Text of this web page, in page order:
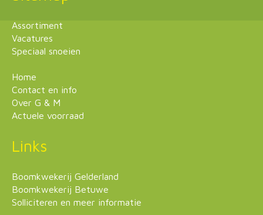
Assortiment
Vacatures
Speciaal snoeien
Home
Contact en info
Over G & M
Actuele voorraad
Links
Boomkwekerij Gelderland
Boomkwekerij Betuwe
Solliciteren en meer informatie